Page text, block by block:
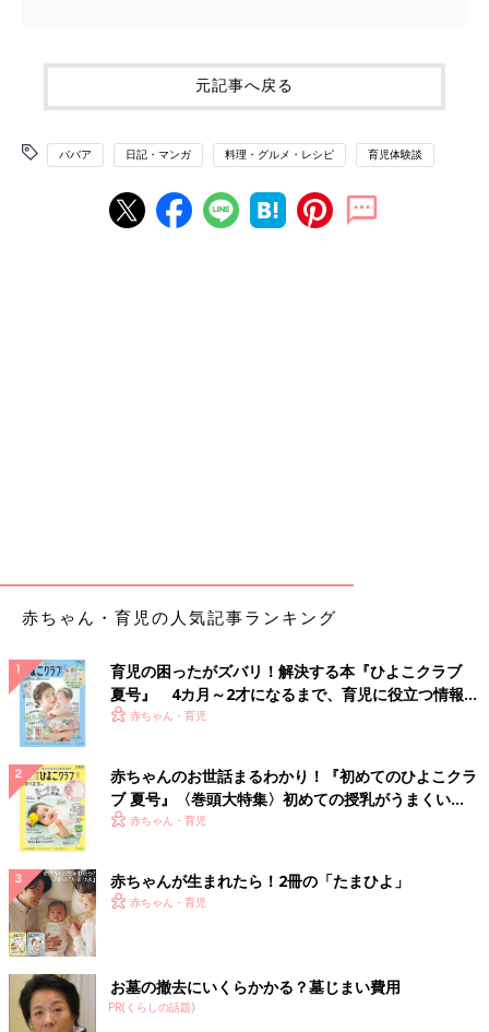
元記事へ戻る
ババア 日記・マンガ 料理・グルメ・レシピ 育児体験談
赤ちゃん・育児の人気記事ランキング
育児の困ったがズバリ！解決する本『ひよこクラブ
夏号』 4カ月～2才になるまで、育児に役立つ情報が
いっぱい！
赤ちゃん・育児
赤ちゃんのお世話まるわかり！『初めてのひよこクラ
ブ 夏号』〈巻頭大特集〉初めての授乳がうまくい
く！ おっぱい・ミルクの基本と夏のトラブル 解決テ
赤ちゃん・育児
赤ちゃんが生まれたら！2冊の「たまひよ」
赤ちゃん・育児
お墓の撤去にいくらかかる？墓じまい費用
PR(くらしの話題)